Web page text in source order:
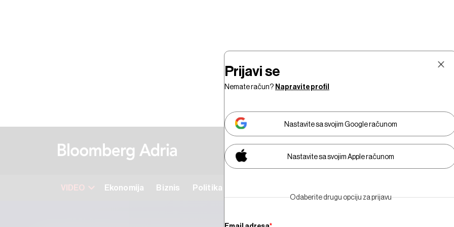
VIDEO Ekonomija Biznis Politika
Prijavi se
Nemate račun? Napravite profil
Nastavite sa svojim Google računom
Nastavite sa svojim Apple računom
Odaberite drugu opciju za prijavu